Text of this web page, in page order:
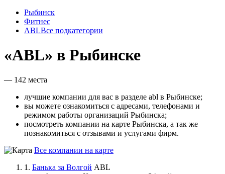
Рыбинск
Фитнес
ABLВсе подкатегории
«ABL» в Рыбинске
— 142 места
лучшие компании для вас в разделе abl в Рыбинске;
вы можете ознакомиться с адресами, телефонами и
режимом работы организаций Рыбинска;
посмотреть компании на карте Рыбинска, а так же
познакомиться с отзывами и услугами фирм.
Все компании на карте
1. Банька за Волгой ABL